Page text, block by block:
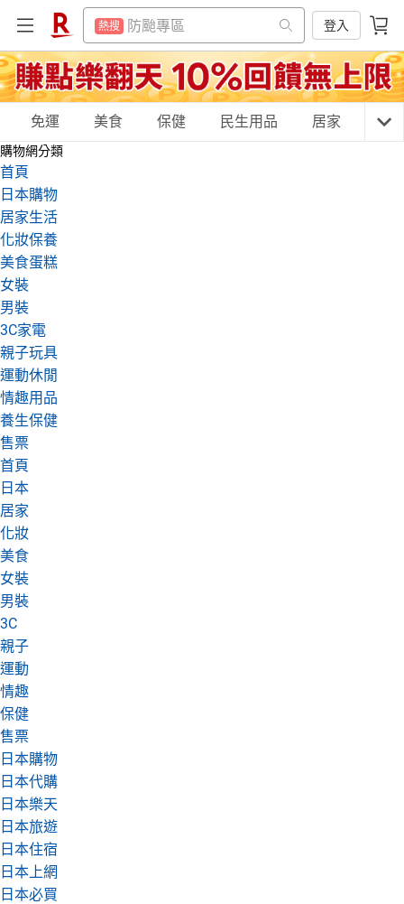
熱搜 防颱專區
熱搜 賺點樂翻天
熱搜 299超取免運
筆記型電腦
登入
熱搜 賺點樂翻天
熱搜 299超取免運
熱搜 筆記型電腦
熱搜 電冰箱
購物網分類
天天免運
女裝
免運 美食 保健 民生用品 居家 3C
購物網分類
首頁
日本購物
居家生活
化妝保養
美食蛋糕
女裝
男裝
3C家電
親子玩具
運動休閒
情趣用品
養生保健
售票
首頁
日本
居家
化妝
美食
女裝
男裝
3C
親子
運動
情趣
保健
售票
日本購物
日本代購
日本樂天
日本旅遊
日本住宿
日本上網
日本必買